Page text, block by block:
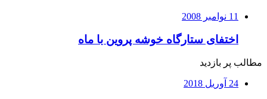
11 نوامبر 2008
اختفای ستارگاه خوشه پروین با ماه
مطالب پر بازدید
24 آوریل 2018